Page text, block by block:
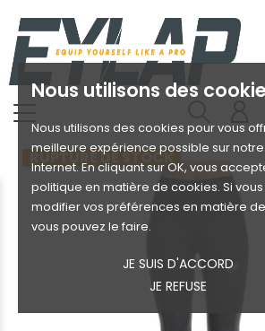
Nous utilisons des
Nous utilisons des cookies pour vous
meilleure expérience possible sur
Internet. En cliquant sur OK, vous
politique en matière de cookies. Si
modifier vos préférences en matière
vous pouvez le faire.
JE SUIS D'ACCORD
JE REFUSE
RUPTURE DE STOCK